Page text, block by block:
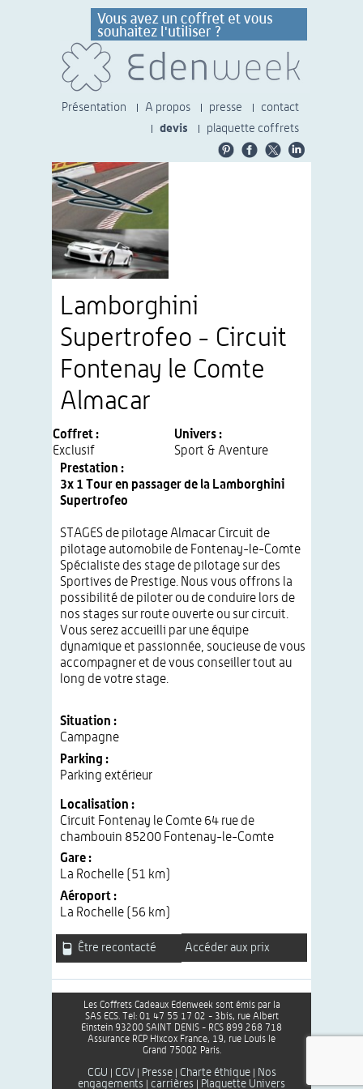
Présentation A propos presse
contact
devis
plaquette coffrets
Lamborghini
Supertrofeo - Circuit
Fontenay le Comte
Almacar
Coffret :
Exclusif
Univers :
Sport & Aventure
Situation :
Campagne
Parking :
Parking extérieur
Localisation :
Circuit Fontenay le Comte 64 rue de
chambouin 85200 Fontenay-le-Comte
Gare :
La Rochelle (51 km)
Aéroport :
La Rochelle (56 km)
Prestation :
3x 1 Tour en passager de la Lamborghini
Supertrofeo
STAGES de pilotage Almacar Circuit de
pilotage automobile de Fontenay-le-Comte
Spécialiste des stage de pilotage sur des
Sportives de Prestige. Nous vous offrons la
possibilité de piloter ou de conduire lors de
nos stages sur route ouverte ou sur circuit.
Vous serez accueilli par une équipe
dynamique et passionnée, soucieuse de vous
accompagner et de vous conseiller tout au
long de votre stage.
Être recontacté Accéder aux prix
Les Coffrets Cadeaux Edenweek sont émis par la
SAS ECS. Tel: 01 47 55 17 02 - 3bis, rue Albert
Einstein 93200 SAINT DENIS - RCS 899 268 718
Assurance RCP Hixcox France, 19, rue Louis le
Grand 75002 Paris.
CGU CGV| Presse| Charte éthique|
Nos
engagements
carrières Plaquette Univers